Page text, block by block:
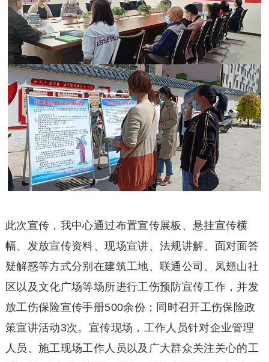
此次宣传，我中心通过布置宣传展板、悬挂宣传横
幅、发放宣传资料、现场宣讲、法规讲解、面对面答
疑解惑等方式分别在建筑工地、联通公司、凤翅山社
区以及文化广场等场所进行工伤预防宣传工作，并发
放工伤保险宣传手册500余份；同时召开工伤保险政
策宣讲活动3次。宣传现场，工作人员针对企业管理
人员、施工现场工作人员以及广大群众关注关心的工